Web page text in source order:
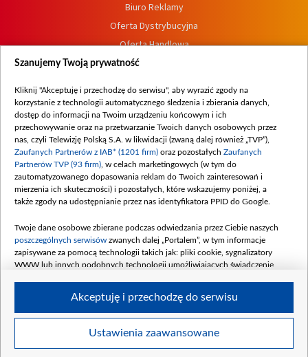
Biuro Reklamy
Oferta Dystrybucyjna
Oferta Handlowa
Dostępność
Procedura zgłoszeń wewnętrznych
© 2026 Telewizja Polska S. A. w likwidacji
Szanujemy Twoją prywatność
Kliknij "Akceptuję i przechodzę do serwisu", aby wyrazić zgody na
korzystanie z technologii automatycznego śledzenia i zbierania danych,
dostęp do informacji na Twoim urządzeniu końcowym i ich
przechowywanie oraz na przetwarzanie Twoich danych osobowych przez
nas, czyli Telewizję Polską S.A. w likwidacji (zwaną dalej również „TVP”),
Zaufanych Partnerów z IAB* (1201 firm) oraz pozostałych Zaufanych
Partnerów TVP (93 firm) , w celach marketingowych (w tym do
zautomatyzowanego dopasowania reklam do Twoich zainteresowań i
mierzenia ich skuteczności) i pozostałych, które wskazujemy poniżej, a
także zgody na udostępnianie przez nas identyfikatora PPID do Google.
Twoje dane osobowe zbierane podczas odwiedzania przez Ciebie naszych
poszczególnych serwisów zwanych dalej „Portalem”, w tym informacje
zapisywane za pomocą technologii takich jak: pliki cookie, sygnalizatory
WWW lub innych podobnych technologii umożliwiających świadczenie
Twoje dane osobowe zbierane podczas odwiedzania przez Ciebie
Ustawienia zaawansowane
Akceptuję i przechodzę do serwisu